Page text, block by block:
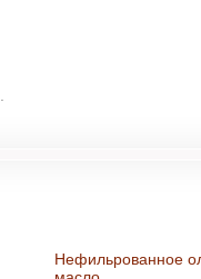
Нефильрованное